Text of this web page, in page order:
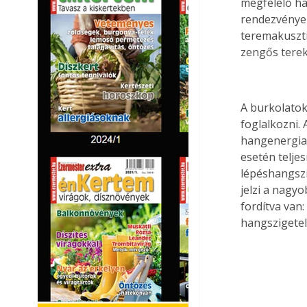
zengős
A
foglalkozni.
esetén
jelzi a
fordítva